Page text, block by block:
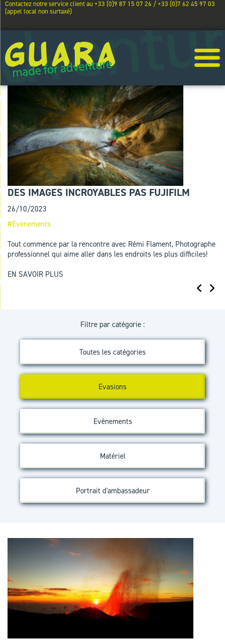
Contactez notre service client au +33 (0)9 87 15 07 26 / +33 (0)7 62 45 97 03
(appel local non surtaxé)
DES IMAGES INCROYABLES PAS FUJIFILM
26/10/2023
#Evènements
Tout commence par la rencontre avec Rémi Flament, Photographe
professionnel qui aime aller dans les endroits les plus difficiles!
EN SAVOIR PLUS
Filtre par catégorie :
Toutes les catégories
Evasions
Evènements
Matériel
Portrait d'ambassadeur